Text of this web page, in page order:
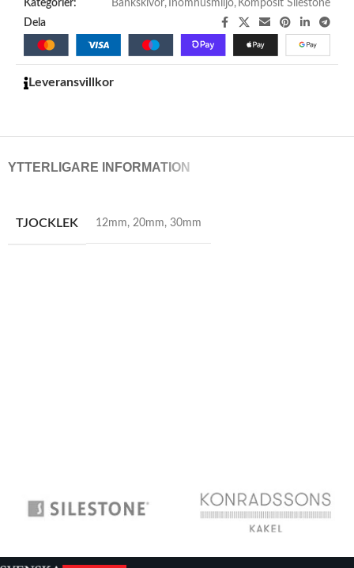
Kategorier: Bänkskivor, Inomhusmiljö, Komposit Silestone
Dela
Leveransvillkor
YTTERLIGARE INFORMATION
TJOCKLEK 12mm, 20mm, 30mm